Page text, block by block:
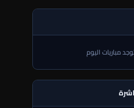
مباريات اليوم